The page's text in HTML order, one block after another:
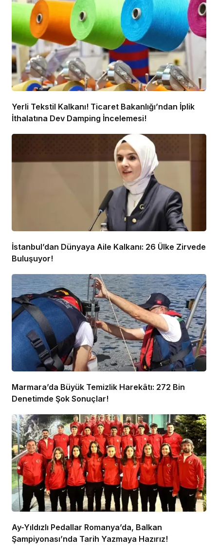
Yerli Tekstil Kalkanı! Ticaret Bakanlığı’ndan İplik
İthalatına Dev Damping İncelemesi!
İstanbul’dan Dünyaya Aile Kalkanı: 26 Ülke Zirvede
Buluşuyor!
Marmara’da Büyük Temizlik Harekâtı: 272 Bin
Denetimde Şok Sonuçlar!
Ay-Yıldızlı Pedallar Romanya’da, Balkan
Şampiyonası’nda Tarih Yazmaya Hazırız!